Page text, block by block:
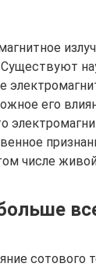
его
числе
сотового